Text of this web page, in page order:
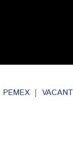
PEMEX